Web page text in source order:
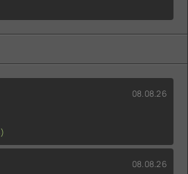
08.08.26
08.08.26